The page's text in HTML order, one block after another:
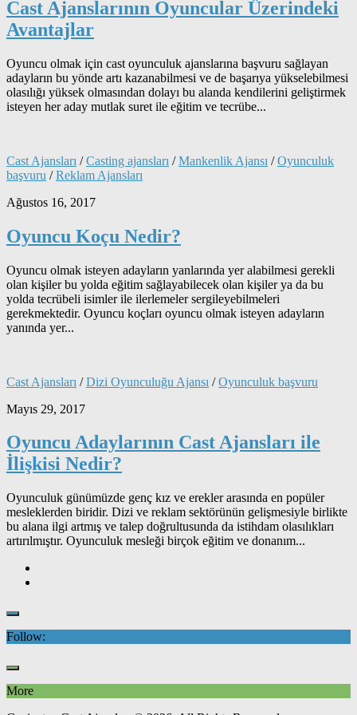
Cast Ajanslarının Oyuncular Üzerindeki
Avantajlar
Oyuncu olmak için cast oyunculuk ajanslarına başvuru sağlayan
adayların bu yönde artı kazanabilmesi ve de başarıya yükselebilmesi
olasılığı yüksek olmasından dolayı bu alanda kendilerini geliştirmek
isteyen her aday mutlak suret ile eğitim ve tecrübe...
Cast Ajansları /Casting ajansları /Mankenlik Ajansı /Oyunculuk
başvuru /Reklam Ajansları
Ağustos 16, 2017
Oyuncu Koçu Nedir?
Oyuncu olmak isteyen adayların yanlarında yer alabilmesi gerekli
olan kişiler bu yolda eğitim sağlayabilecek olan kişiler ya da bu
yolda tecrübeli isimler ile ilerlemeler sergileyebilmeleri
gerekmektedir. Oyuncu koçları oyuncu olmak isteyen adayların
yanında yer...
Cast Ajansları /Dizi Oyunculuğu Ajansı /Oyunculuk başvuru
Mayıs 29, 2017
Oyuncu Adaylarının Cast Ajansları ile
İlişkisi Nedir?
Oyunculuk günümüzde genç kız ve erekler arasında en popüler
mesleklerden biridir. Dizi ve reklam sektörünün gelişmesiyle birlikte
bu alana ilgi artmış ve talep doğrultusunda da istihdam olasılıkları
artırılmıştır. Oyunculuk mesleği birçok eğitim ve donanım...
Follow:
More